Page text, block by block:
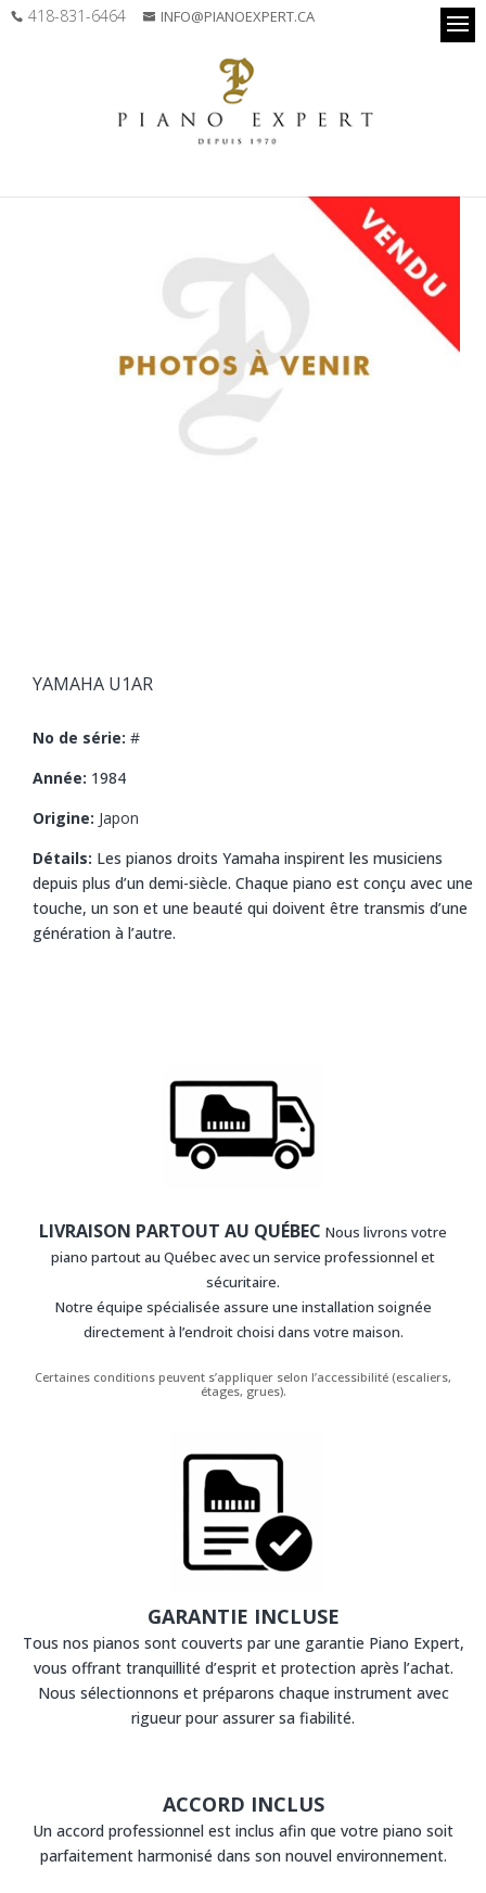
418-831-6464 INFO@PIANOEXPERT.CA
YAMAHA U1AR
No de série: #
Année: 1984
Origine: Japon
Détails: Les pianos droits Yamaha inspirent les musiciens
depuis plus d’un demi-siècle. Chaque piano est conçu avec une
touche, un son et une beauté qui doivent être transmis d’une
génération à l’autre.
LIVRAISON PARTOUT AU QUÉBEC Nous livrons votre
piano partout au Québec avec un service professionnel et
sécuritaire.
Notre équipe spécialisée assure une installation soignée
directement à l’endroit choisi dans votre maison.
Certaines conditions peuvent s’appliquer selon l’accessibilité (escaliers,
étages, grues).
GARANTIE INCLUSE
Tous nos pianos sont couverts par une garantie Piano Expert,
vous offrant tranquillité d’esprit et protection après l’achat.
Nous sélectionnons et préparons chaque instrument avec
rigueur pour assurer sa fiabilité.
ACCORD INCLUS
Un accord professionnel est inclus afin que votre piano soit
parfaitement harmonisé dans son nouvel environnement.